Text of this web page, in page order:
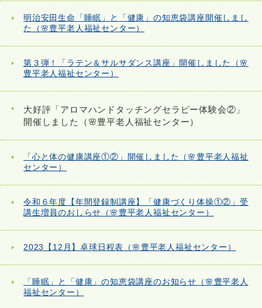
明治安田生命「睡眠」と「健康」の知恵袋講座開催しまし
た（🌸豊平老人福祉センター）
第３弾！「ラテン＆サルサダンス講座」開催しました（🌸
豊平老人福祉センター）
大好評「アロマハンドタッチングセラピー体験会②」
開催しました（🌸豊平老人福祉センター）
「心と体の健康講座①②」開催しました（🌸豊平老人福祉
センター）
令和６年度【年間登録制講座】「健康づくり体操①②」受
講生増員のおしらせ（🌸豊平老人福祉センター）
2023【12月】卓球日程表（🌸豊平老人福祉センター）
「睡眠」と「健康」の知恵袋講座のお知らせ（🌸豊平老人
福祉センター）